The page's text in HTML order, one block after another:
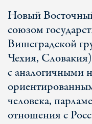
Новый
союзом
Вишеградской
Чехия,
с аналогичными
человека,
отношения с